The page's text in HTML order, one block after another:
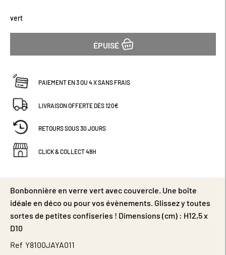
vert
ÉPUISÉ
PAIEMENT EN 3 OU 4 X SANS FRAIS
LIVRAISON OFFERTE DÈS 120€
RETOURS SOUS 30 JOURS
CLICK & COLLECT 48H
Bonbonnière en verre vert avec couvercle. Une boîte
idéale en déco ou pour vos évènements. Glissez y toutes
sortes de petites confiseries ! Dimensions (cm) : H12,5 x
D10
Ref Y8100JAYA011